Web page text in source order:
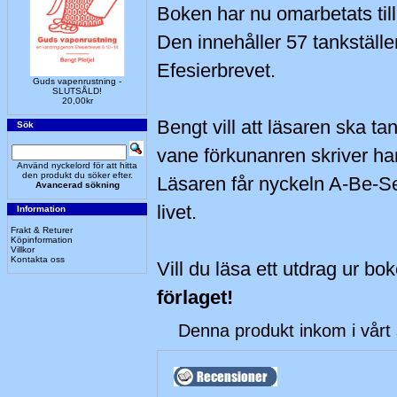
Guds vapenrustning -
SLUTSÅLD!
20,00kr
Sök
Använd nyckelord för att hitta
den produkt du söker efter.
Avancerad sökning
Information
Frakt & Returer
Köpinformation
Villkor
Kontakta oss
Boken har nu omarbetats
Den innehåller 57
Efesierbrevet.
Bengt vill att läsaren ska
vane förkunanren skriver
Läsaren får nyckeln A-Be-
livet.
Vill du läsa ett utdrag ur
förlaget!
Denna produkt inkom i